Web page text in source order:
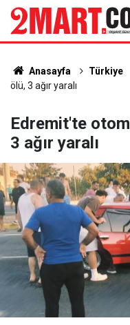
Anasayfa Türkiye
ölü, 3 ağır yaralı
Edremit'te
3 ağır yaralı